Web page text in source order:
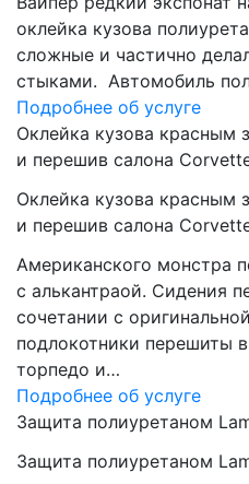
оклейка кузова
сложные и частично
стыками. Автомобиль
Подробнее об услуге
Оклейка кузова красным
и перешив салона
Оклейка кузова красным
и перешив салона
Американского монстра
с алькантраой. Сидения
сочетании с
подлокотники перешиты
торпедо и…
Подробнее об услуге
Защита полиуретаном
Защита полиуретаном